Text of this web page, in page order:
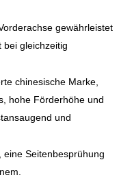
gewährleistet
bei gleichzeitig
chinesische Marke,
hohe Förderhöhe und
und
Seitenbesprühung